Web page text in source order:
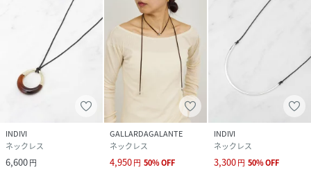
INDIVI
ネックレス
6,600円
GALLARDAGALANTE
ネックレス
4,950円 50%OFF
INDIVI
ネックレス
3,300円 50%OFF